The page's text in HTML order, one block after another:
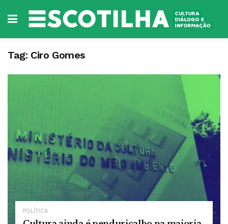
Tag: Ciro Gomes
POLÍTICA